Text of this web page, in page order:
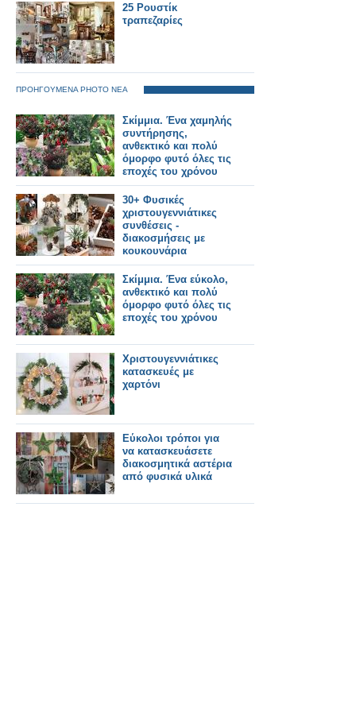
25 Ρουστίκ
τραπεζαρίες
ΠΡΟΗΓΟΥΜΕΝΑ PHOTO ΝΕΑ
Σκίμμια. Ένα χαμηλής
συντήρησης,
ανθεκτικό και πολύ
όμορφο φυτό όλες τις
εποχές του χρόνου
30+ Φυσικές
χριστουγεννιάτικες
συνθέσεις -
διακοσμήσεις με
κουκουνάρια
Σκίμμια. Ένα εύκολο,
ανθεκτικό και πολύ
όμορφο φυτό όλες τις
εποχές του χρόνου
Χριστουγεννιάτικες
κατασκευές με
χαρτόνι
Εύκολοι τρόποι για
να κατασκευάσετε
διακοσμητικά αστέρια
από φυσικά υλικά